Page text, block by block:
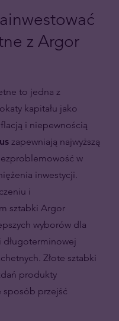
z Argor
to jedna z
kapitału jako
i niepewnością
zapewniają najwyższą
w
inwestycji.
i
sztabki Argor
wyborów dla
długoterminowej
Złote sztabki
produkty
sposób przejść